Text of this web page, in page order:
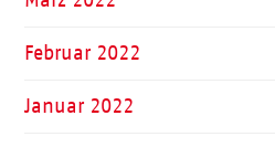
Februar 2022
Januar 2022